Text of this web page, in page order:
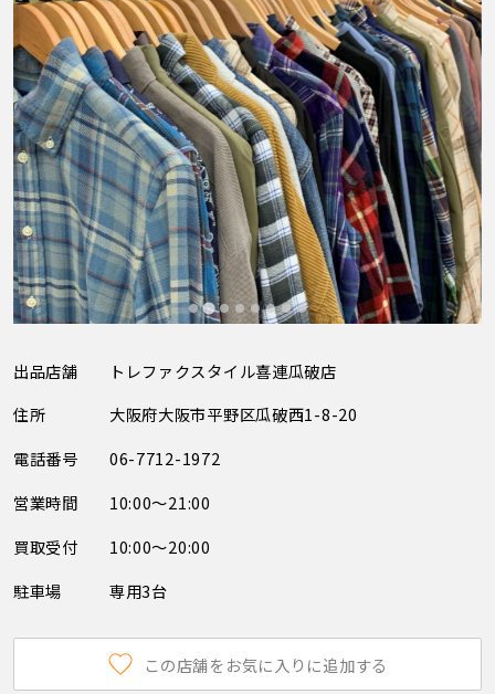
出品店舗
トレファクスタイル喜連瓜破店
住所
大阪府大阪市平野区瓜破西1-8-20
電話番号
06-7712-1972
営業時間
10:00～21:00
買取受付
10:00～20:00
駐車場
専用3台
この店舗をお気に入りに追加する